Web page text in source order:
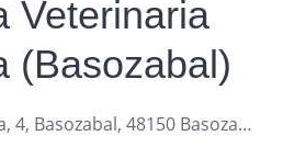
Veterinaria
(Basozabal)
Iturrikosolo Kalea, 4, Basozabal, 48150 Basozabal, Bizkaia